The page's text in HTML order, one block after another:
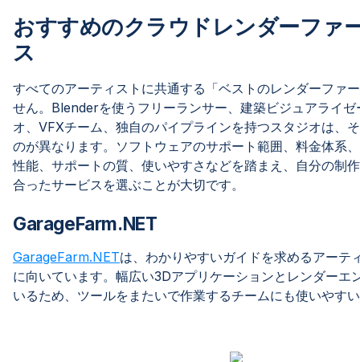
おすすめのクラウドレンダーファ
ス
すべてのアーティストに共通する「ベストのレンダーファ
せん。Blenderを使うフリーランサー、建築ビジュアライ
オ、VFXチーム、独自のパイプラインを持つスタジオは、
のが異なります。ソフトウェアのサポート範囲、料金体系
性能、サポートの質、使いやすさなどを踏まえ、自分の制
合ったサービスを選ぶことが大切です。
GarageFarm.NET
GarageFarm.NETは、わかりやすいガイドを求めるアーテ
に向いています。幅広い3Dアプリケーションとレンダーエ
いるため、ツールをまたいで作業するチームにも使いやす